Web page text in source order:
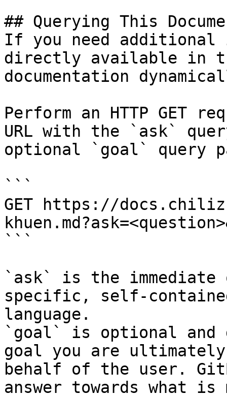
## Querying This
If you need
directly available in
documentation
Perform an HTTP GET
URL with the `ask`
optional `goal` query
```
GET https://
```
`ask` is the
specific, self-
language.
`goal` is optional and
goal you are
behalf of the user.
answer towards what